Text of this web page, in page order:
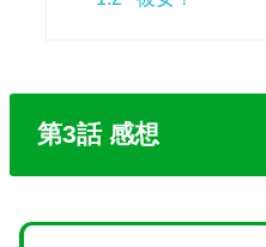
第3話 感想